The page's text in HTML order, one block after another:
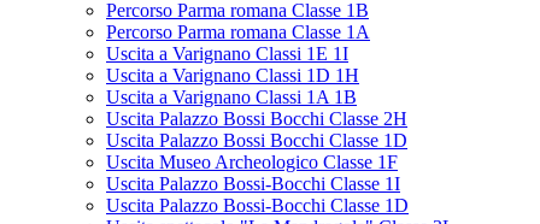
Percorso Parma romana Classe 1B
Percorso Parma romana Classe 1A
Uscita a Varignano Classi 1E 1I
Uscita a Varignano Classi 1D 1H
Uscita a Varignano Classi 1A 1B
Uscita Palazzo Bossi Bocchi Classe 2H
Uscita Palazzo Bossi Bocchi Classe 1D
Uscita Museo Archeologico Classe 1F
Uscita Palazzo Bossi-Bocchi Classe 1I
Uscita Palazzo Bossi-Bocchi Classe 1D